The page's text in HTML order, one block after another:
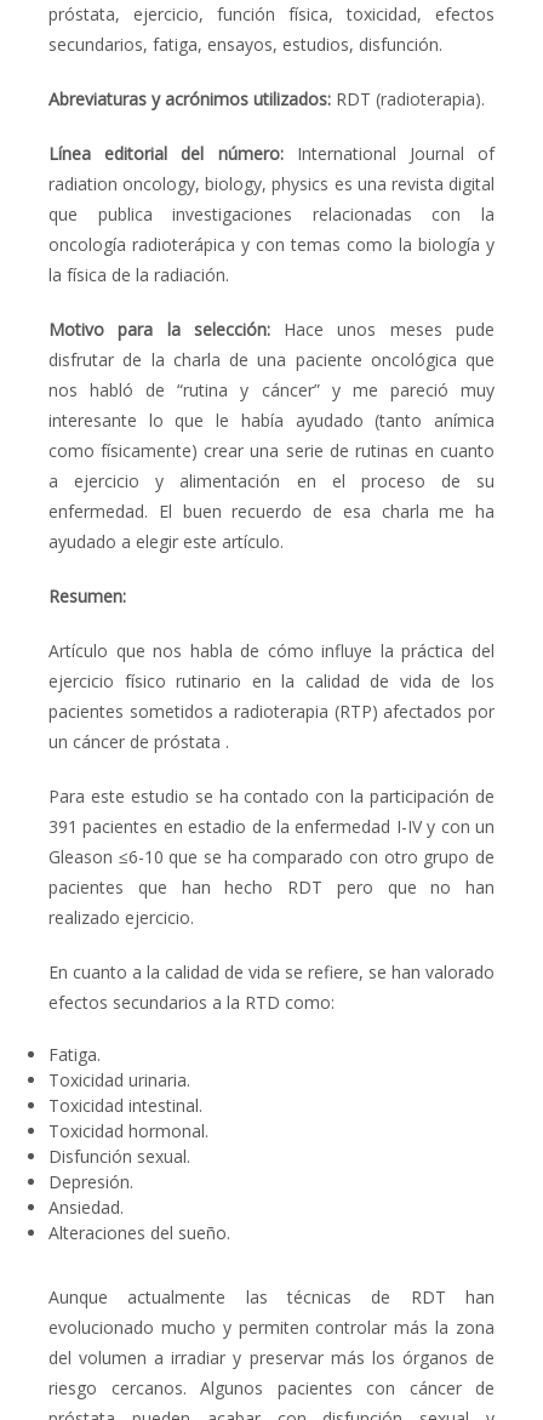
próstata, ejercicio, función física, toxicidad, efectos
secundarios, fatiga, ensayos, estudios, disfunción.
Abreviaturas y acrónimos utilizados: RDT (radioterapia).
Línea editorial del número: International Journal of
radiation oncology, biology, physics es una revista digital
que publica investigaciones relacionadas con la
oncología radioterápica y con temas como la biología y
la física de la radiación.
Motivo para la selección:
Hace unos meses pude
disfrutar de la charla de una paciente oncológica que
nos habló de “rutina y cáncer” y me pareció muy
interesante lo que le había ayudado (tanto anímica
como físicamente) crear una serie de rutinas en cuanto
a ejercicio y alimentación en el proceso de su
enfermedad. El buen recuerdo de esa charla me ha
ayudado a elegir este artículo.
Resumen:
Artículo que nos habla de cómo influye la práctica del
ejercicio físico rutinario en la calidad de vida de los
pacientes sometidos a radioterapia (RTP) afectados por
un cáncer de próstata .
Para este estudio se ha contado con la participación de
391 pacientes en estadio de la enfermedad I-IV y con un
Gleason ≤6-10 que se ha comparado con otro grupo de
pacientes que han hecho RDT pero que no han
realizado ejercicio.
En cuanto a la calidad de vida se refiere, se han valorado
efectos secundarios a la RTD como:
Fatiga.
Toxicidad urinaria.
Toxicidad intestinal.
Toxicidad hormonal.
Disfunción sexual.
Depresión.
Ansiedad.
Alteraciones del sueño.
Aunque actualmente las técnicas de RDT han
evolucionado mucho y permiten controlar más la zona
del volumen a irradiar y preservar más los órganos de
riesgo cercanos. Algunos pacientes con cáncer de